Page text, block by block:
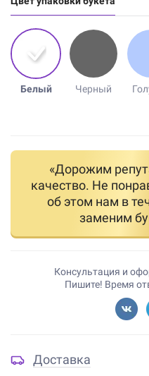
Белый Черный
«Дорожим
качество. Не
об этом нам в
заменим
Консультация и
Пишите! Время
Доставка